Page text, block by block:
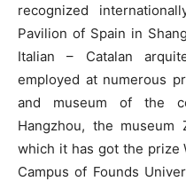
recognized
Pavilion of Spain in
Italian – Catalan
employed at numerous
and museum of the
Hangzhou, the
which it has got the prize
Campus of Founds